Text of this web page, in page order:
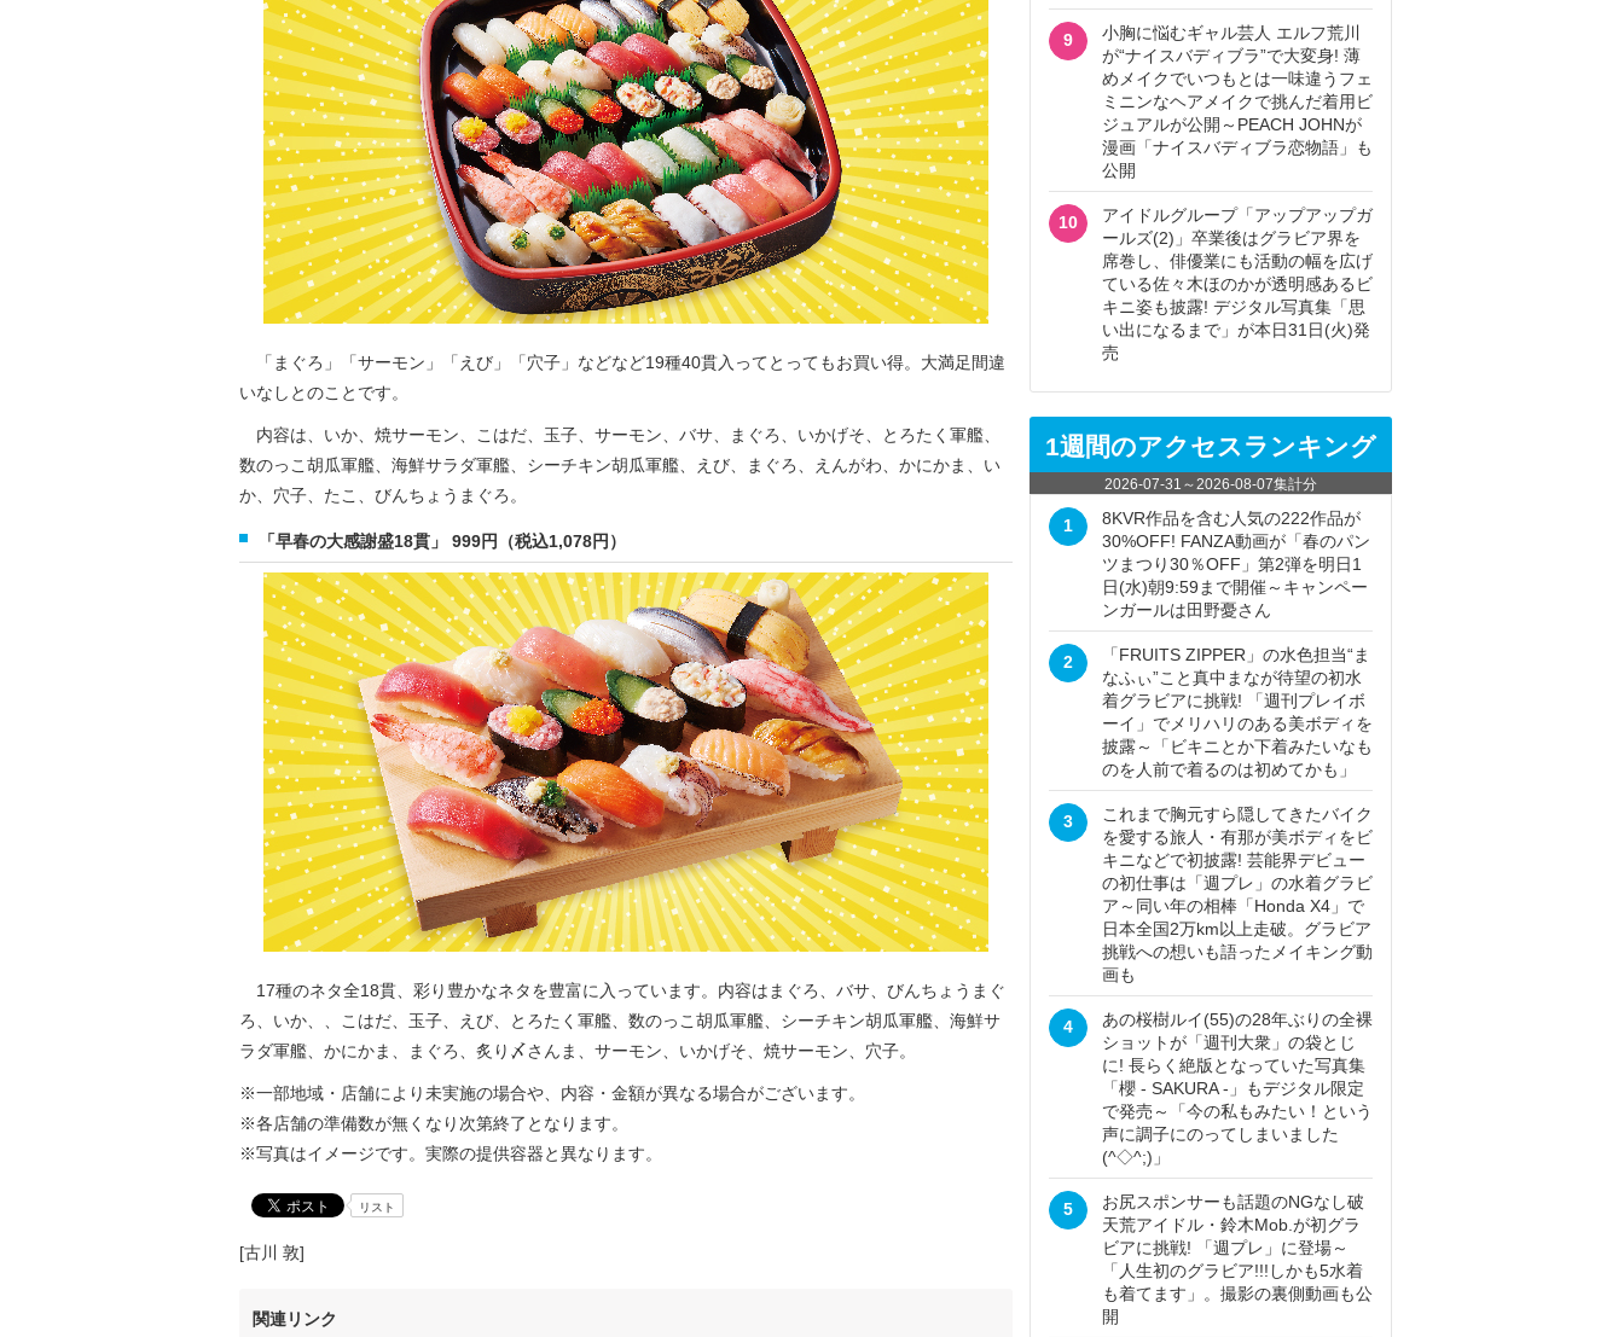
「まぐろ」「サーモン」「えび」「穴子」などなど19種40貫入ってとってもお買い得。大満足間違
いなしとのことです。
内容は、いか、焼サーモン、こはだ、玉子、サーモン、バサ、まぐろ、いかげそ、とろたく軍艦、
数のっこ胡瓜軍艦、海鮮サラダ軍艦、シーチキン胡瓜軍艦、えび、まぐろ、えんがわ、かにかま、い
か、穴子、たこ、びんちょうまぐろ。
「早春の大感謝盛18貫」 999円（税込1,078円）
17種のネタ全18貫、彩り豊かなネタを豊富に入っています。内容はまぐろ、バサ、びんちょうまぐ
ろ、いか、、こはだ、玉子、えび、とろたく軍艦、数のっこ胡瓜軍艦、シーチキン胡瓜軍艦、海鮮サ
ラダ軍艦、かにかま、まぐろ、炙り〆さんま、サーモン、いかげそ、焼サーモン、穴子。
※一部地域・店舗により未実施の場合や、内容・金額が異なる場合がございます。
※各店舗の準備数が無くなり次第終了となります。
※写真はイメージです。実際の提供容器と異なります。
リスト
[古川 敦]
関連リンク
9
小胸に悩むギャル芸人 エルフ荒川
が“ナイスバディブラ”で大変身! 薄
めメイクでいつもとは一味違うフェ
ミニンなヘアメイクで挑んだ着用ビ
ジュアルが公開～PEACH JOHNが
漫画「ナイスバディブラ恋物語」も
公開
10
アイドルグループ「アップアップガ
ールズ(2)」卒業後はグラビア界を
席巻し、俳優業にも活動の幅を広げ
ている佐々木ほのかが透明感あるビ
キニ姿も披露! デジタル写真集「思
い出になるまで」が本日31日(火)発
売
1週間のアクセスランキング
2026-07-31 ～2026-08-07集計分
1
8KVR作品を含む人気の222作品が
30%OFF! FANZA動画が「春のパン
ツまつり30％OFF」第2弾を明日1
日(水)朝9:59まで開催～キャンペー
ンガールは田野憂さん
2
「FRUITS ZIPPER」の水色担当“ま
なふぃ”こと真中まなが待望の初水
着グラビアに挑戦! 「週刊プレイボ
ーイ」でメリハリのある美ボディを
披露～「ビキニとか下着みたいなも
のを人前で着るのは初めてかも」
3
これまで胸元すら隠してきたバイク
を愛する旅人・有那が美ボディをビ
キニなどで初披露! 芸能界デビュー
の初仕事は「週プレ」の水着グラビ
ア～同い年の相棒「Honda X4」で
日本全国2万km以上走破。グラビア
挑戦への想いも語ったメイキング動
画も
4
あの桜樹ルイ(55)の28年ぶりの全裸
ショットが「週刊大衆」の袋とじ
に! 長らく絶版となっていた写真集
「櫻 - SAKURA -」もデジタル限定
で発売～「今の私もみたい！という
声に調子にのってしまいました
(^◇^;)」
5
お尻スポンサーも話題のNGなし破
天荒アイドル・鈴木Mob.が初グラ
ビアに挑戦! 「週プレ」に登場～
「人生初のグラビア!!!しかも5水着
も着てます」。撮影の裏側動画も公
開